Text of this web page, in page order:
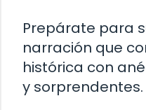
Prepárate para
narración que
histórica con
y sorprendentes.